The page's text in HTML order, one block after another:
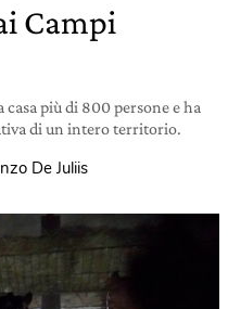
Campi
casa più di 800 persone e ha
di un intero territorio.
De Juliis